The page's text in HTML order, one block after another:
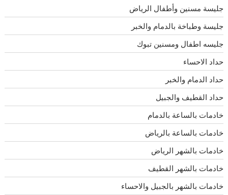
جليسة مسنين وأطفال الرياض
جليسة وطباخة بالدمام والخبر
جليسه اطفال ومسنين تبوك
حداد الاحساء
حداد الدمام والخبر
حداد القطيف والجبيل
خادمات بالساعة بالدمام
خادمات بالساعة بالرياض
خادمات بالشهر الرياض
خادمات بالشهر القطيف
خادمات بالشهر بالجبيل والاحساء